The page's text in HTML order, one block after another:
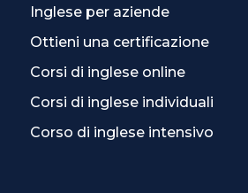
Inglese per aziende
Ottieni una certificazione
Corsi di inglese online
Corsi di inglese individuali
Corso di inglese intensivo